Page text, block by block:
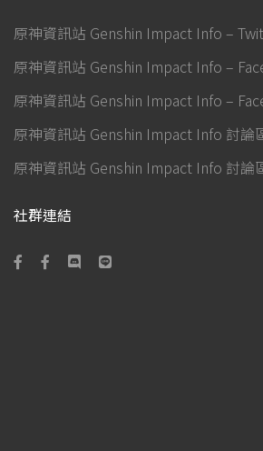
原神資訊站 Genshin Impact Info –
原神資訊站 Genshin Impact Info –
原神資訊站 Genshin Impact Info –
原神資訊站 Genshin Impact Info 討論
原神資訊站 Genshin Impact Info 討論
社群連結